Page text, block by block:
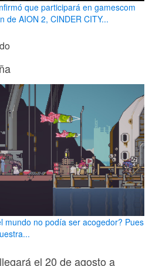
que participará en gamescom
de AION 2, CINDER CITY...
mundo no podía ser acogedor? Pues
el 20 de agosto a